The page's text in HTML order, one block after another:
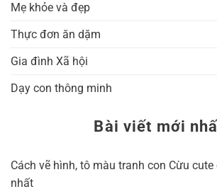
Mẹ khỏe và đẹp
Thực đơn ăn dặm
Gia đình Xã hội
Dạy con thông minh
Bài viết mới
Cách vẽ hình, tô màu tranh con Cừu
nhất